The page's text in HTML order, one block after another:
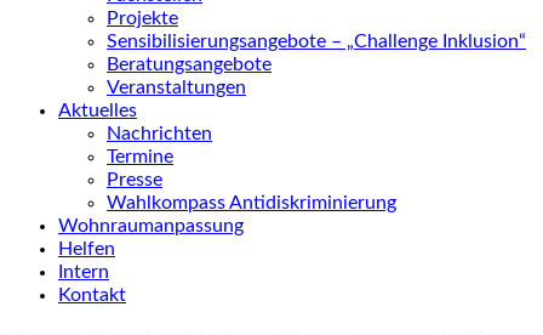
Projekte
Sensibilisierungsangebote – „Challenge Inklusion“
Beratungsangebote
Veranstaltungen
Aktuelles
Nachrichten
Termine
Presse
Wahlkompass Antidiskriminierung
Wohnraumanpassung
Helfen
Intern
Kontakt